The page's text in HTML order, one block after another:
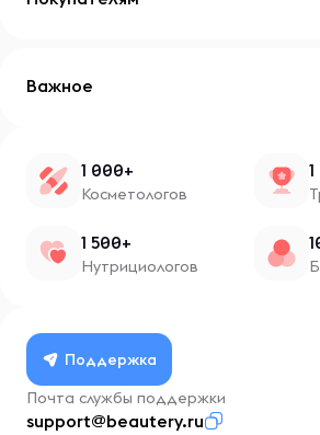
Важное
1 000+
Косметологов
1 500+
Нутрициологов
Поддержка
Почта службы поддержки
support@beautery.ru